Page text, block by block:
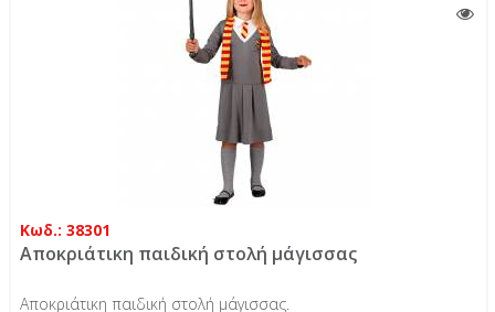
Κωδ.: 38301
Αποκριάτικη παιδική στολή μάγισσας
Αποκριάτικη παιδική στολή μάγισσας.